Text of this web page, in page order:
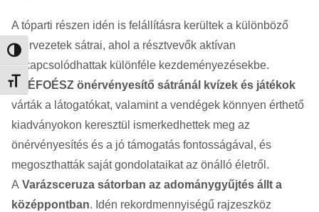
Nagy kontraszt váltása
Betűméret váltása
A tóparti részen idén is felállításra kerültek a különböző
szervezetek sátrai, ahol a résztvevők aktívan
bekapcsolódhattak különféle kezdeményezésekbe.
Az
ÉFOÉSZ önérvényesítő sátránál
kvízek és játékok
várták a látogatókat, valamint a vendégek könnyen érthető
kiadványokon keresztül ismerkedhettek meg az
önérvényesítés és a jó támogatás fontosságával, és
megoszthatták saját gondolataikat az önálló életről.
A Varázsceruza sátorban az adománygyűjtés állt a
középpontban. Idén rekordmennyiségű rajzeszköz